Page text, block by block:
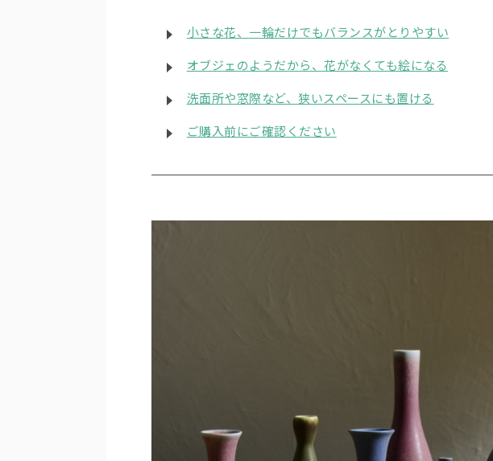
小さな花、一輪だけでもバランスがとりやすい
オブジェのようだから、花がなくても絵になる
洗面所や窓際など、狭いスペースにも置ける
ご購入前にご確認ください